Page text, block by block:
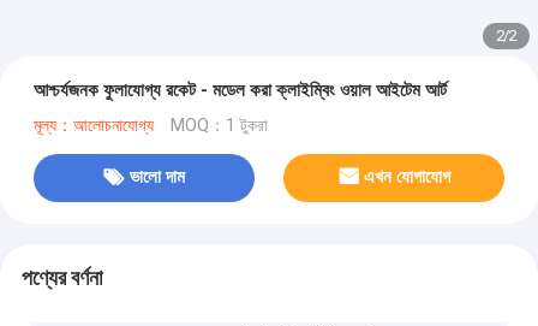
2/2
আশ্চর্যজনক ফুলাযোগ্য রকেট - মডেল করা ক্লাইম্বিং ওয়াল আইটেম আর্ট
মূল্য：আলোচনাযোগ্য MOQ：1 টুকরা
ভালো দাম এখন যোগাযোগ
পণ্যের বর্ণনা